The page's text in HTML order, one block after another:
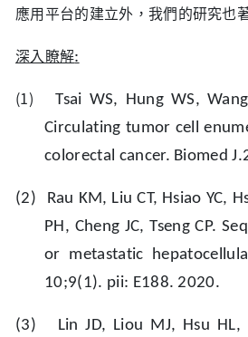
應用平台的建立外，我們的研究也
深入瞭解:
(1)
Tsai WS, Hung WS,
Circulating tumor cell
colorectal cancer. Biomed
(2)
Rau KM, Liu CT, Hsiao YC,
PH, Cheng JC, Tseng CP.
or metastatic
10;9(1). pii: E188. 2020.
(3)
Lin JD, Liou MJ, Hsu HL,